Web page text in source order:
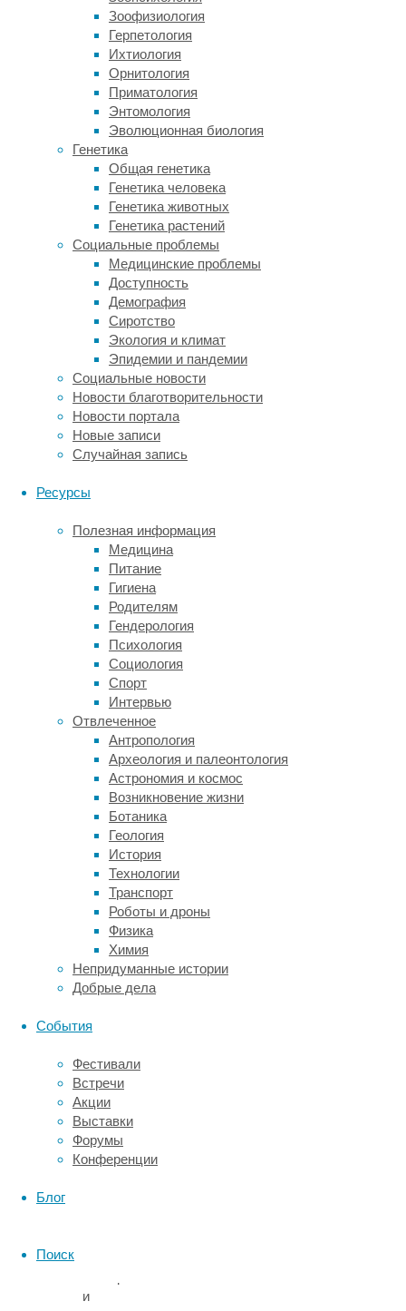
Зоофизиология
Герпетология
Ихтиология
Орнитология
Приматология
Энтомология
Эволюционная биология
Генетика
Общая генетика
Генетика человека
Генетика животных
Генетика растений
Социальные проблемы
Медицинские проблемы
Доступность
Демография
Сиротство
Экология и климат
Эпидемии и пандемии
Социальные новости
Новости благотворительности
Новости портала
Новые записи
Случайная запись
Ресурсы
Полезная информация
Медицина
Питание
Гигиена
Родителям
Гендерология
Психология
Социология
Спорт
Интервью
Отвлеченное
Антропология
Археология и палеонтология
Астрономия и космос
Возникновение жизни
Ботаника
Геология
История
Технологии
Транспорт
Роботы и дроны
Физика
Химия
Непридуманные истории
Добрые дела
События
Фестивали
Встречи
Акции
Выставки
Форумы
Конференции
Блог
Поиск
такую
картинку
организаторы
акции
рекомендуют
прикрепить
для
анонса
благотворительного
флешмоба
социальных
сетях.
ходе
акции
профессионалы
будут
рассказывать
в
специально
созданной
группе.
«Я
консультировать
человек
месяц
по
вопросам
профориентации
провести
семинар
для
подростков,
которые
определяются
выбором
профессии.
Калининграде,
кроме
ее
организаторов
Кирилла
Ольги
Кошкиных,
также
Диянова,
тренер
по
йоге
и
психотерапевт»,
и